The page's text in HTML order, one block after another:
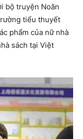
bộ truyện Noãn
tiểu thuyết
phẩm của nữ nhà
sách tại Việt